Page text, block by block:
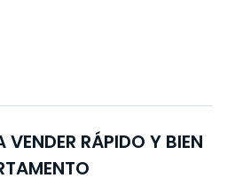
RÁPIDO Y BIEN